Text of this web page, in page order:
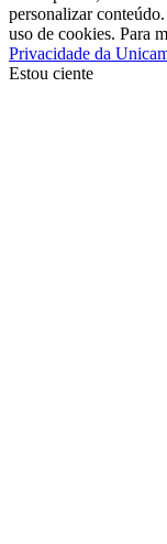
personalizar
uso de cookies. Para
Privacidade da
Estou ciente